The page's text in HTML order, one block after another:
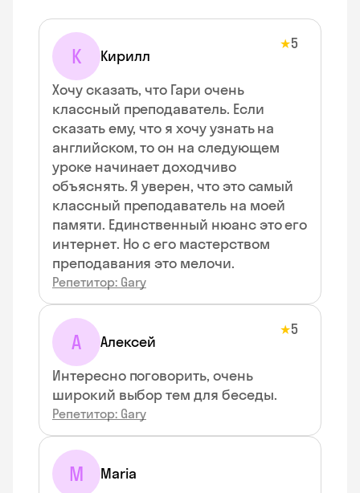
К Кирилл
★5
Хочу сказать, что Гари очень
классный преподаватель. Если
сказать ему, что я хочу узнать на
английском, то он на следующем
уроке начинает доходчиво
объяснять. Я уверен, что это самый
классный преподаватель на моей
памяти. Единственный нюанс это его
интернет. Но с его мастерством
преподавания это мелочи.
Репетитор: Gary
А Алексей
★5
Интересно поговорить, очень
широкий выбор тем для беседы.
Репетитор: Gary
M
Maria